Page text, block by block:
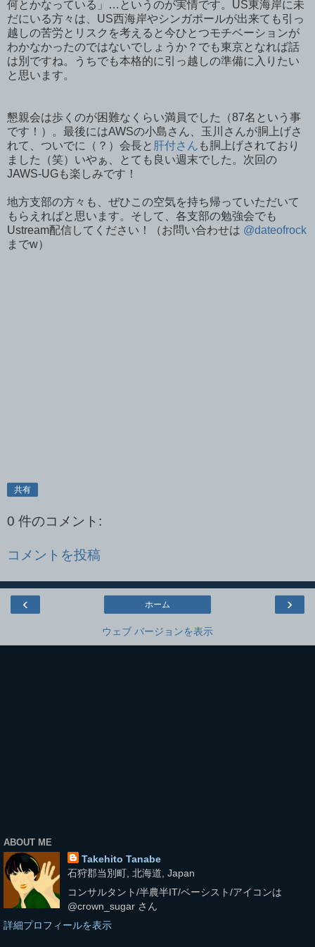
何とかなっている」…というのが実情です。US東海岸に未
だにいる方々は、US西海岸やシンガポールが出来ても引っ
越しの苦労とリスクを考えると今ひとつモチベーションが
わかなかったのではないでしょうか？でも東京となれば話
は別ですね。うちでも本格的に引っ越しの準備に入りたい
と思います。
懇親会は歩くのが困難なくらい満員でした（87名という事
です！）。最後にはAWSの小島さん、玉川さんが胴上げさ
れて、ついでに（？）会長と 肝付さん も胴上げされており
ました（笑）いやぁ、とても良い週末でした。次回の
JAWS-UGも楽しみです！
地方支部の方々も、ぜひこの空気を持ち帰っていただいて
もらえればと思います。そして、各支部の勉強会でも
Ustream配信してください！（お問い合わせは @dateofrock
までw）
共有
0 件のコメント:
コメントを投稿
‹ ›
ホーム
ウェブ バージョンを表示
ABOUT ME
Takehito Tanabe
石狩郡当別町, 北海道, Japan
コンサルタント/半農半IT/ベーシスト/アイコンは
@crown_sugar さん
詳細プロフィールを表示